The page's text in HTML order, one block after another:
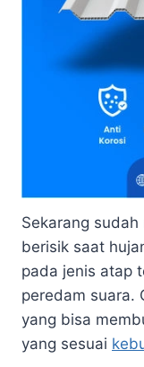
Sekarang
berisik saat
pada jenis atap
peredam suara.
yang bisa
yang sesuai